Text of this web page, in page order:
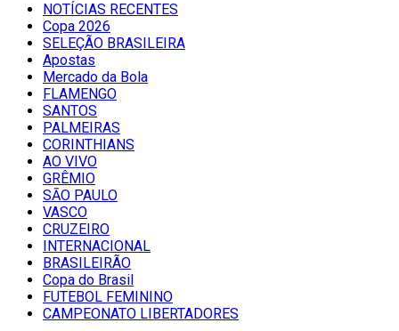
NOTÍCIAS RECENTES
Copa 2026
SELEÇÃO BRASILEIRA
Apostas
Mercado da Bola
FLAMENGO
SANTOS
PALMEIRAS
CORINTHIANS
AO VIVO
GRÊMIO
SĀO PAULO
VASCO
CRUZEIRO
INTERNACIONAL
BRASILEIRÃO
Copa do Brasil
FUTEBOL FEMININO
CAMPEONATO LIBERTADORES